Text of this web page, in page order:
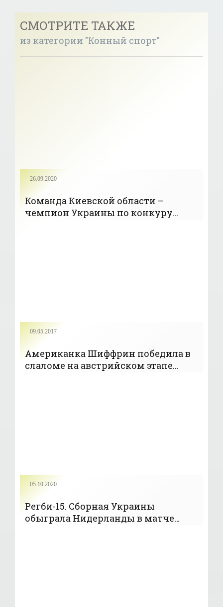
СМОТРИТЕ ТАКЖЕ
из категории "Конный спорт"
26.09.2020
Команда Киевской области –
чемпион Украины по конкуру
09.05.2017
Американка Шиффрин победила в
слаломе на австрийском этапе
05.10.2020
Регби-15. Сборная Украины
обыграла Нидерланды в матче